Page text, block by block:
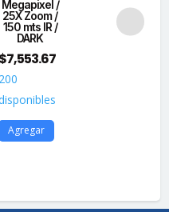
Megapixel /
25X Zoom /
150 mts IR /
DARK
$7,553.67
200
Agregar